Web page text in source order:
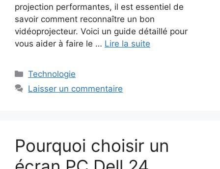
projection performantes, il est essentiel de
savoir comment reconnaître un bon
vidéoprojecteur. Voici un guide détaillé pour
vous aider à faire le … Lire la suite
Catégories
Technologie
Laisser un commentaire
Pourquoi choisir un